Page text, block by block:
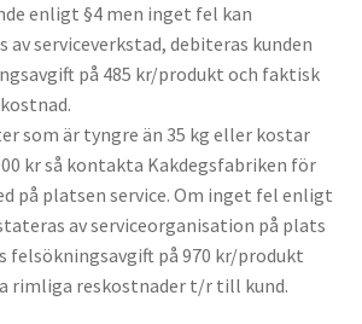
enligt §4 men inget fel kan
av serviceverkstad, debiteras kunden
på 485 kr/produkt och faktisk
som är tyngre än 35 kg eller kostar
kr så kontakta Kakdegsfabriken för
på platsen service. Om inget fel enligt
av serviceorganisation på plats
felsökningsavgift på 970 kr/produkt
rimliga reskostnader t/r till kund.